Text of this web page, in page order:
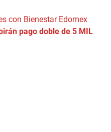
con Bienestar Edomex
pago doble de 5 MIL